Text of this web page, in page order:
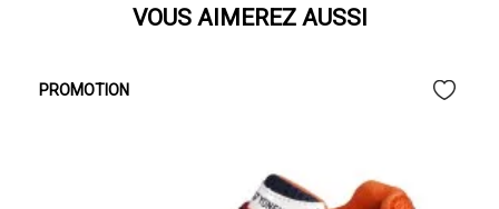
VOUS AIMEREZ AUSSI
PROMOTION